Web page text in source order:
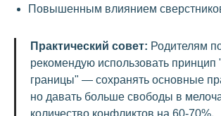
Повышенным влиянием
Практический совет: Родителям
рекомендую использовать принцип
границы" — сохранять основные
но давать больше свободы в
количество конфликтов на 60-70%.